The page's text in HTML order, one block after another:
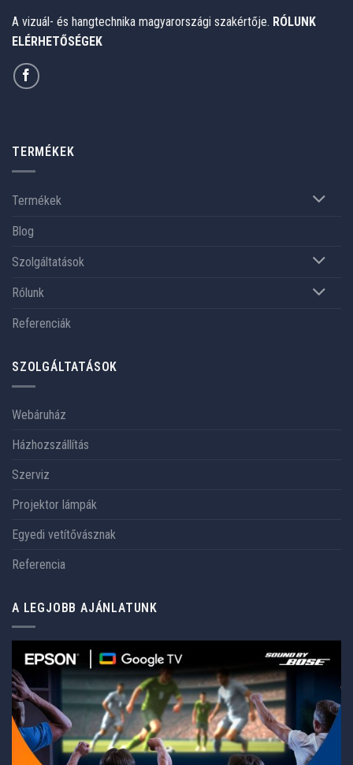
A vizuál- és hangtechnika magyarországi szakértője. RÓLUNK
ELÉRHETŐSÉGEK
TERMÉKEK
Termékek
Blog
Szolgáltatások
Rólunk
Referenciák
SZOLGÁLTATÁSOK
Webáruház
Házhozszállítás
Szerviz
Projektor lámpák
Egyedi vetítővásznak
Referencia
A LEGJOBB AJÁNLATUNK